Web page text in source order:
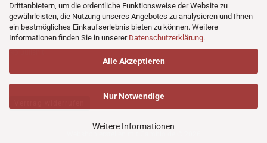
Drittanbietern, um die ordentliche Funktionsweise der Website zu
gewährleisten, die Nutzung unseres Angebotes zu analysieren und Ihnen
ein bestmögliches Einkaufserlebnis bieten zu können. Weitere
Informationen finden Sie in unserer Datenschutzerklärung.
Alle Akzeptieren
Nur Notwendige
Weitere Informationen
No Discogs.
No Spotify.
No Bullshit.